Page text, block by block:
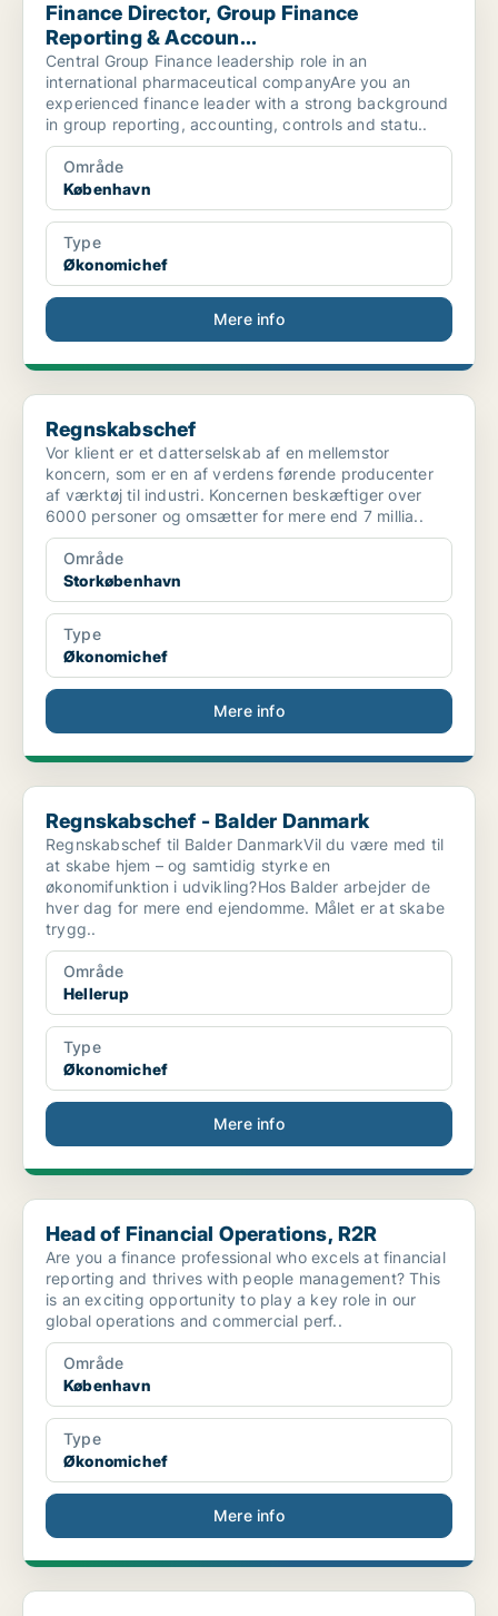
Finance Director, Group Finance
Reporting & Accoun...
Central Group Finance leadership role in an
international pharmaceutical companyAre you an
experienced finance leader with a strong background
in group reporting, accounting, controls and statu..
Område
København
Type
Økonomichef
Mere info
Regnskabschef
Regnskabschef
Vor klient er et datterselskab af en mellemstor
koncern, som er en af verdens førende producenter
af værktøj til industri. Koncernen beskæftiger over
6000 personer og omsætter for mere end 7 millia..
Område
Storkøbenhavn
Type
Økonomichef
Mere info
Regnskabschef - Balder Danmark
Regnskabschef - Balder Danmark
Regnskabschef til Balder DanmarkVil du være med til
at skabe hjem – og samtidig styrke en
økonomifunktion i udvikling?Hos Balder arbejder de
hver dag for mere end ejendomme. Målet er at skabe
trygg..
Område
Hellerup
Type
Økonomichef
Mere info
Head of Financial Operations, R2R
Head of Financial Operations, R2R
Are you a finance professional who excels at financial
reporting and thrives with people management? This
is an exciting opportunity to play a key role in our
global operations and commercial perf..
Område
København
Type
Økonomichef
Mere info
Proposal Manager til CFO Services